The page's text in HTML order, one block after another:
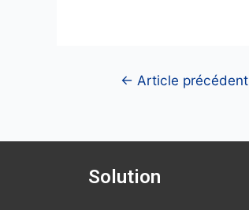
← Article précédent
Solution